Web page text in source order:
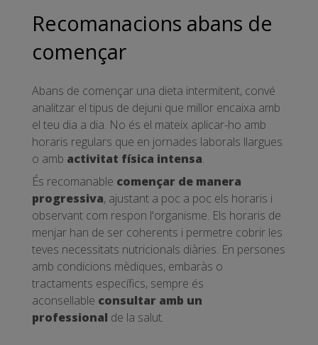
Recomanacions abans de
començar
Abans de començar una dieta intermitent, convé
analitzar el tipus de dejuni que millor encaixa amb
el teu dia a dia. No és el mateix aplicar-ho amb
horaris regulars que en jornades laborals llargues
o amb activitat física intensa.
És recomanable començar de manera
progressiva, ajustant a poc a poc els horaris i
observant com respon l'organisme. Els horaris de
menjar han de ser coherents i permetre cobrir les
teves necessitats nutricionals diàries. En persones
amb condicions mèdiques, embaràs o
tractaments específics, sempre és
aconsellable consultar amb un
professional de la salut.